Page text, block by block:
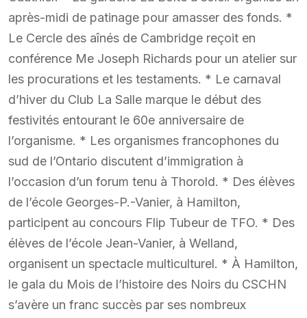
après-midi de patinage pour amasser des fonds. *
Le Cercle des aînés de Cambridge reçoit en
conférence Me Joseph Richards pour un atelier sur
les procurations et les testaments. * Le carnaval
d’hiver du Club La Salle marque le début des
festivités entourant le 60e anniversaire de
l’organisme. * Les organismes francophones du
sud de l’Ontario discutent d’immigration à
l’occasion d’un forum tenu à Thorold. * Des élèves
de l’école Georges-P.-Vanier, à Hamilton,
participent au concours Flip Tubeur de TFO. * Des
élèves de l’école Jean-Vanier, à Welland,
organisent un spectacle multiculturel. * À Hamilton,
le gala du Mois de l’histoire des Noirs du CSCHN
s’avère un franc succès par ses nombreux